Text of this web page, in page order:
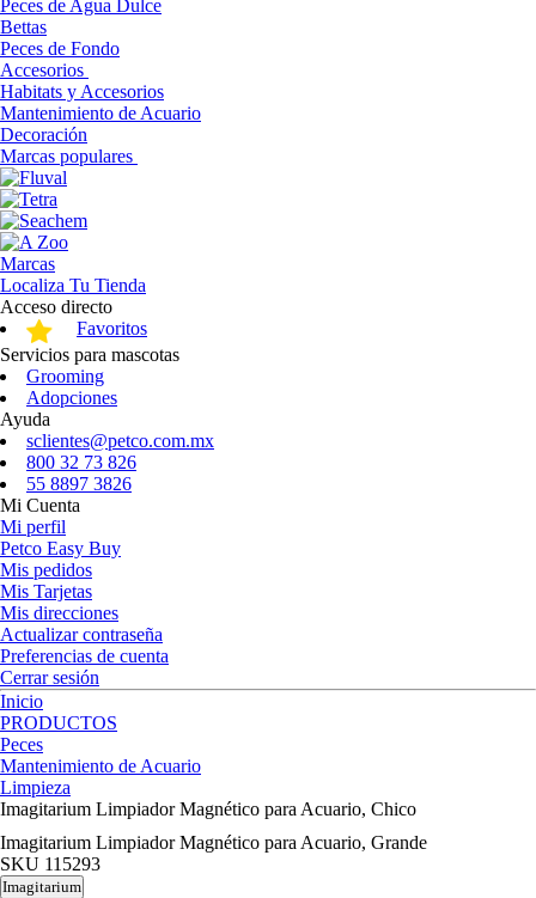
Peces de Agua Dulce
Bettas
Peces de Fondo
Accesorios
Habitats y Accesorios
Mantenimiento de Acuario
Decoración
Marcas populares
Marcas
Localiza Tu Tienda
Acceso directo
Favoritos
Servicios para mascotas
Grooming
Adopciones
Ayuda
sclientes@petco.com.mx
800 32 73 826
55 8897 3826
Mi Cuenta
Mi perfil
Petco Easy Buy
Mis pedidos
Mis Tarjetas
Mis direcciones
Actualizar contraseña
Preferencias de cuenta
Cerrar sesión
Inicio
PRODUCTOS
Peces
Mantenimiento de Acuario
Limpieza
Imagitarium Limpiador Magnético para Acuario, Chico
Imagitarium Limpiador Magnético para Acuario, Grande
SKU 115293
Imagitarium